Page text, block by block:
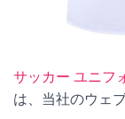
サッカー ユニフ
は、当社のウェ